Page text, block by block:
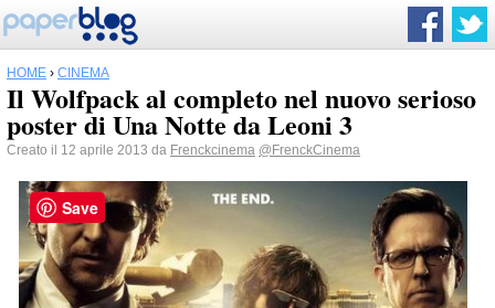
HOME › CINEMA
Il Wolfpack al completo nel nuovo serioso
poster di Una Notte da Leoni 3
Creato il 12 aprile 2013 da Frenckcinema @FrenckCinema
Save